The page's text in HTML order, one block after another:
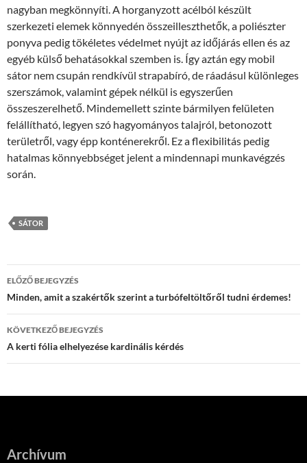
nagyban megkönnyíti. A horganyzott acélból készült
szerkezeti elemek könnyedén összeilleszthetők, a poliészter
ponyva pedig tökéletes védelmet nyújt az időjárás ellen és az
egyéb külső behatásokkal szemben is. Így aztán egy mobil
sátor nem csupán rendkívül strapabíró, de ráadásul különleges
szerszámok, valamint gépek nélkül is egyszerűen
összeszerelhető. Mindemellett szinte bármilyen felületen
felállítható, legyen szó hagyományos talajról, betonozott
területről, vagy épp konténerekről. Ez a flexibilitás pedig
hatalmas könnyebbséget jelent a mindennapi munkavégzés
során.
SÁTOR
Bejegyzés
navigáció
ELŐZŐ BEJEGYZÉS
Minden, amit a szakértők szerint a turbófeltöltőről tudni érdemes!
KÖVETKEZŐ BEJEGYZÉS
A kerti fólia elhelyezése kardinális kérdés
Archívum